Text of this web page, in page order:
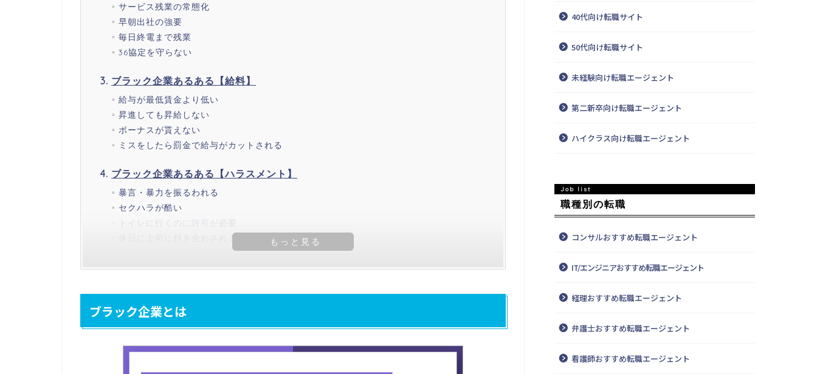
サービス残業の常態化
早朝出社の強要
毎日終電まで残業
36協定を守らない
ブラック企業あるある【給料】
給与が最低賃金より低い
昇進しても昇給しない
ボーナスが貰えない
ミスをしたら罰金で給与がカットされる
ブラック企業あるある【ハラスメント】
暴言・暴力を振るわれる
セクハラが酷い
トイレに行くのに許可が必要
休日に上司に付き合わされる
ブラック企業とは
40代向け転職サイト
50代向け転職サイト
未経験向け転職エージェント
第二新卒向け転職エージェント
ハイクラス向け転職エージェント
職種別の転職
コンサルおすすめ転職エージェント
IT/エンジニアおすすめ転職エージェント
経理おすすめ転職エージェント
弁護士おすすめ転職エージェント
看護師おすすめ転職エージェント